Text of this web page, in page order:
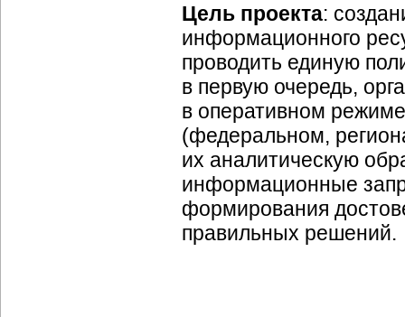
Цель проекта:
информационного
проводить единую
в первую очередь,
в оперативном
(федеральном,
их аналитическую
информационные
формирования
правильных решений.